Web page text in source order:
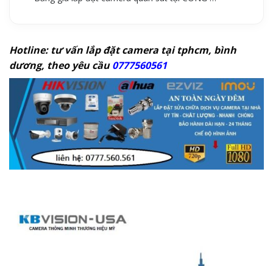
Hotline: tư vấn lắp đặt camera tại tphcm, bình
dương, theo yêu cầu0777560561